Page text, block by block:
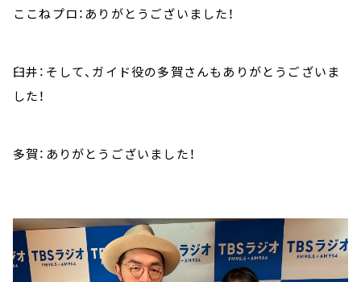
ここねプロ：ありがとうございました！
臼井：そして、ガイド役の多賀さんもありがとうございま
した！
多賀：ありがとうございました！